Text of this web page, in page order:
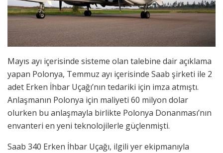
Mayıs ayı içerisinde sisteme olan talebine dair açıklama
yapan Polonya, Temmuz ayı içerisinde Saab şirketi ile 2
adet Erken İhbar Uçağı’nın tedariki için imza atmıştı.
Anlaşmanın Polonya için maliyeti 60 milyon dolar
olurken bu anlaşmayla birlikte Polonya Donanması’nın
envanteri en yeni teknolojilerle güçlenmişti.
Saab 340 Erken İhbar Uçağı, ilgili yer ekipmanıyla